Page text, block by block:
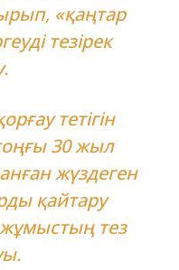
«қаңтар
тезірек
тетігін
30 жыл
жүздеген
қайтару
тез